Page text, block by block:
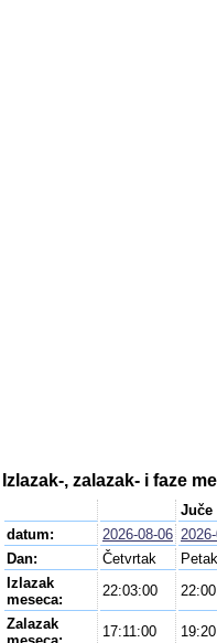
Izlazak-, zalazak- i faze
Juče
datum:
2026-08-06
Dan:
Četvrtak Petak
Izlazak
meseca:
22:03:00
Zalazak
17:11:00